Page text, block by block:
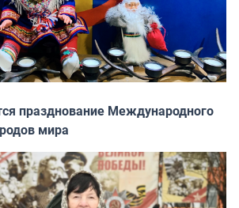
празднование Международного
мира